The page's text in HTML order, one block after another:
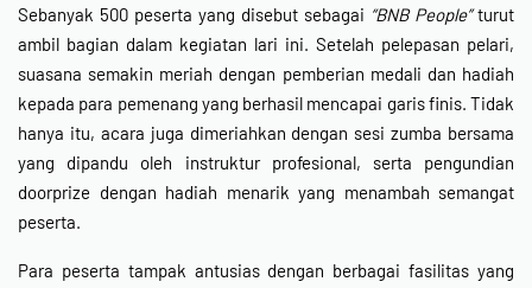
Sebanyak 500 peserta yang disebut sebagai “BNB People”turut
ambil bagian dalam kegiatan lari ini. Setelah pelepasan pelari,
suasana semakin meriah dengan pemberian medali dan hadiah
kepada para pemenang yang berhasil mencapai garis finis. Tidak
hanya itu, acara juga dimeriahkan dengan sesi zumba bersama
yang dipandu oleh instruktur profesional, serta pengundian
doorprize dengan hadiah menarik yang menambah semangat
peserta.
Para peserta tampak antusias dengan berbagai fasilitas yang